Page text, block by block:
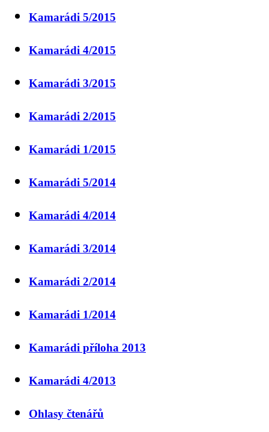
Kamarádi 5/2015
Kamarádi 4/2015
Kamarádi 3/2015
Kamarádi 2/2015
Kamarádi 1/2015
Kamarádi 5/2014
Kamarádi 4/2014
Kamarádi 3/2014
Kamarádi 2/2014
Kamarádi 1/2014
Kamarádi příloha 2013
Kamarádi 4/2013
Ohlasy čtenářů